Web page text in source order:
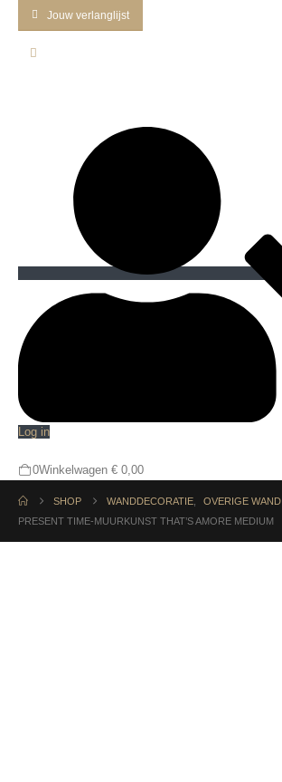
Jouw verlanglijst
Log in
0Winkelwagen €0,00
SHOP WANDDECORATIE
OVERIGE WAND
PRESENT TIME-MUURKUNST THAT’S AMORE MEDIUM